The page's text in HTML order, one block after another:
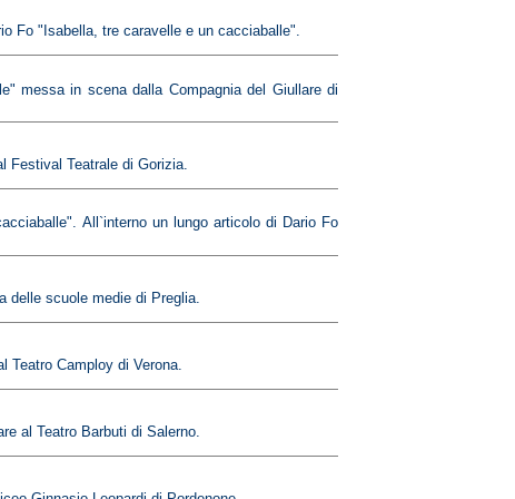
Fo "Isabella, tre caravelle e un cacciaballe".
messa in scena dalla Compagnia del Giullare di
Festival Teatrale di Gorizia.
All`interno un lungo articolo di Dario Fo
delle scuole medie di Preglia.
Teatro Camploy di Verona.
al Teatro Barbuti di Salerno.